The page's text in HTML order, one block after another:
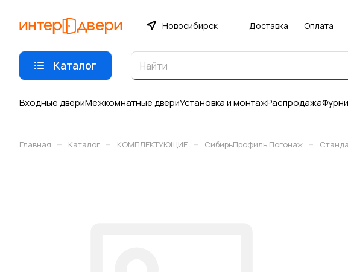
Новосибирск Доставка Оплата
Каталог
Входные двериМежкомнатные двериУстановка и монтажРаспродажа
Главная – Каталог – КОМПЛЕКТУЮЩИЕ – СибирьПрофиль Погонаж –